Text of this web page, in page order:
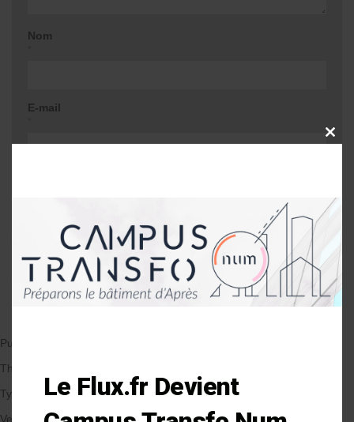
Nom
E-mail
Me prévenir lors d'une réponse à mon
commentaire
Publié le 30/07/2018
Thématique
Types de Bâtiment
Veille et solutions
CLOSE
Le Flux.fr Devient